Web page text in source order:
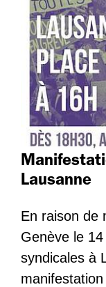
Lausanne
En raison de
Genève le
syndicales à